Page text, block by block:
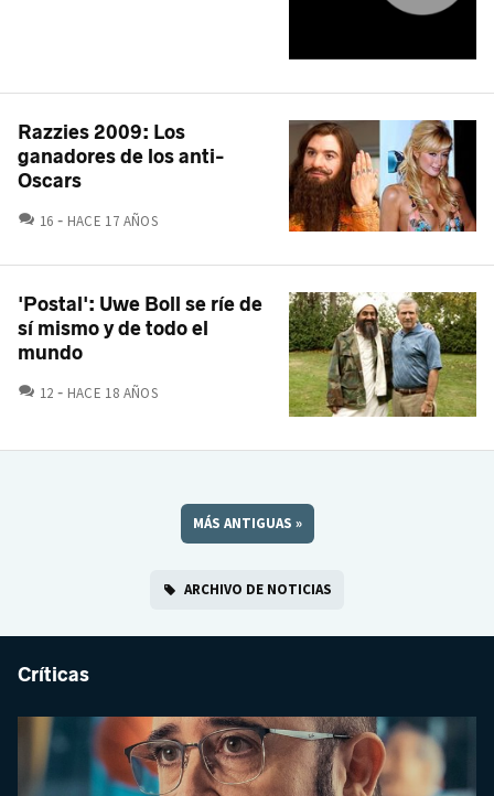
Razzies 2009: Los
ganadores de los anti-
Oscars
16 COMENTARIOS
HACE 17 AÑOS
'Postal': Uwe Boll se ríe de
sí mismo y de todo el
mundo
12 COMENTARIOS
HACE 18 AÑOS
MÁS ANTIGUAS »
ARCHIVO DE NOTICIAS
Críticas